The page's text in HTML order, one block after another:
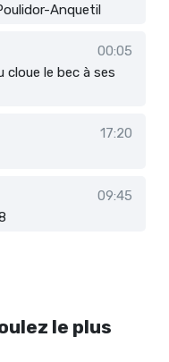
Anquetil
00:05
cloue le bec à ses
17:20
09:45
le plus